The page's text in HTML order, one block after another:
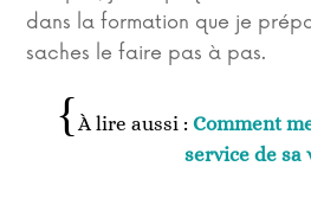
dans la formation que je
saches le faire pas à pas.
À lire aussi : Comment
service de sa